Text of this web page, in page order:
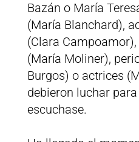
Bazán o María
(María Blanchard),
(Clara
(María Moliner),
Burgos) o actrices
debieron luchar
escuchase.